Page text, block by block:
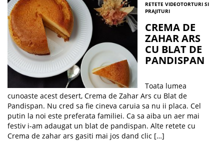
RETETE VIDEOTORTURI SI
PRAJITURI
CREMA DE
ZAHAR ARS
CU BLAT DE
PANDISPAN
Toata lumea
cunoaste acest desert, Crema de Zahar Ars cu Blat de
Pandispan. Nu cred sa fie cineva caruia sa nu ii placa. Cel
putin la noi este preferata familiei. Ca sa aiba un aer mai
festiv i-am adaugat un blat de pandispan. Alte retete cu
Crema de zahar ars gasiti mai jos dand clic […]